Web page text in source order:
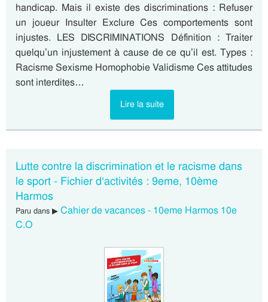
handicap. Mais il existe des discriminations : Refuser
un joueur Insulter Exclure Ces comportements sont
injustes. LES DISCRIMINATIONS Définition : Traiter
quelqu’un injustement à cause de ce qu’il est. Types :
Racisme Sexisme Homophobie Validisme Ces attitudes
sont interdites…
Lire la suite
Lutte contre la discrimination et le racisme dans
le sport - Fichier d’activités : 9eme, 10ème
Harmos
Paru dans ▶ Cahier de vacances - 10eme Harmos 10e
C.O